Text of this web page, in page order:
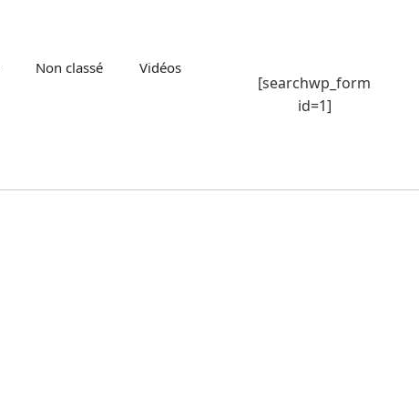
Non classé Vidéos
[searchwp_form
id=1]